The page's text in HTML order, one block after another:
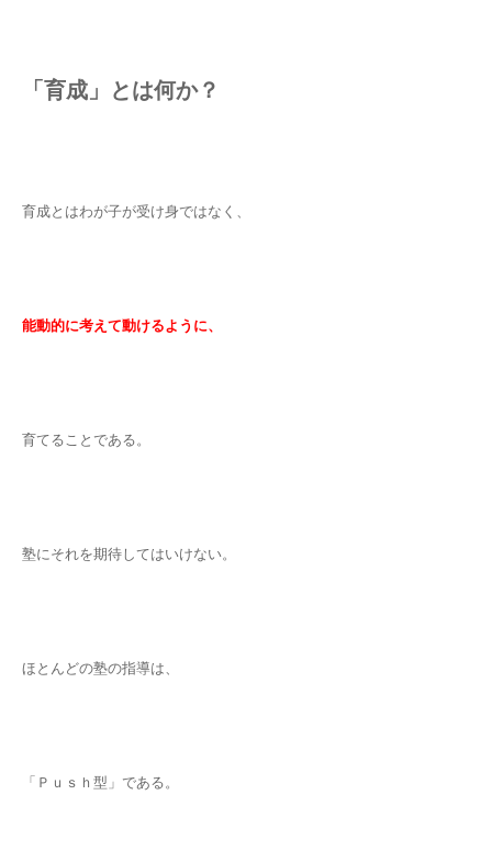
「育成」とは何か？
育成とはわが子が受け身ではなく、
能動的に考えて動けるように、
育てることである。
塾にそれを期待してはいけない。
ほとんどの塾の指導は、
「Ｐｕｓｈ型」である。